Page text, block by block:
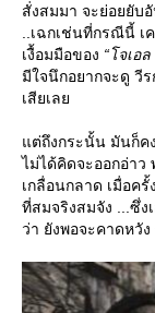
สั่งสมมา จะย่อยยับ
..เฉกเช่นที่กรณีนี้ เ
เงื้อมมือของ “โจเอ
มีใจนึกอยากจะดู วี
เสียเล
ต่ถึงกระนั้น มันก็คง
ไม่ได้คิดจะออกอ่าว
เกลื่อนกลาด เมื่อค
ที่สมจริงสมจัง ...ซึ่ง
ว่า ยังพอจะคาดหวั